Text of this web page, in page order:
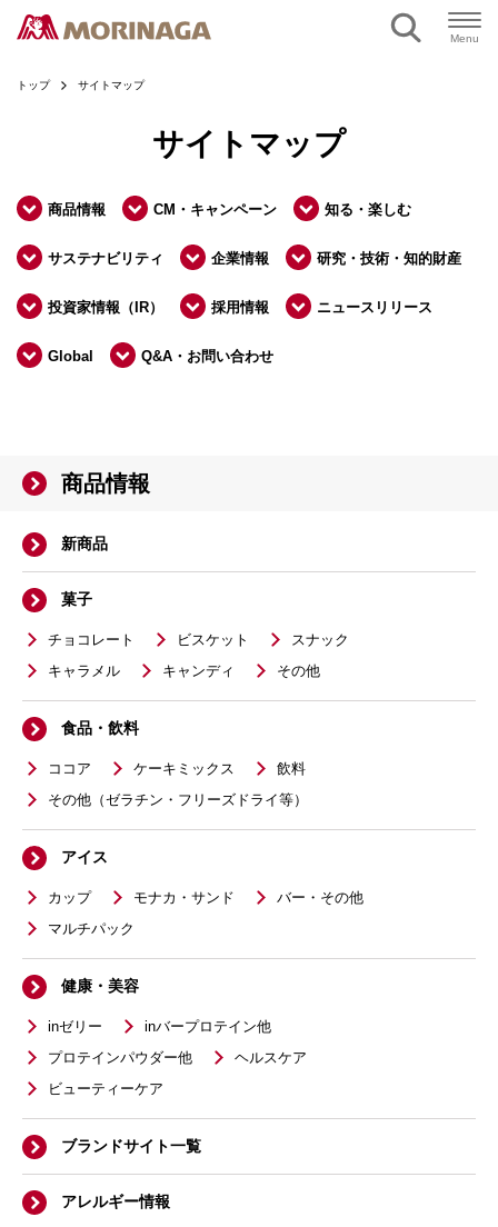
Menu
トップ サイトマップ
サイトマップ
商品情報 CM・キャンペーン 知る・楽しむ
サステナビリティ 企業情報 研究・技術・知的財産
投資家情報（IR） 採用情報 ニュースリリース
Global Q&A・お問い合わせ
商品情報
新商品
菓子
チョコレート ビスケット
スナック
キャラメル
キャンディ その他
食品・飲料
ココア ケーキミックス
飲料
その他（ゼラチン・フリーズドライ等）
アイス
カップ モナカ・サンド
バー・その他
マルチパック
健康・美容
inゼリー
inバープロテイン他
プロテインパウダー他
ヘルスケア
ビューティーケア
ブランドサイト一覧
アレルギー情報